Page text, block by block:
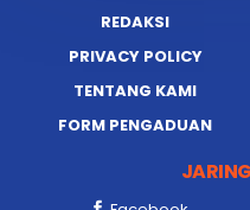
REDAKSI
PRIVACY POLICY
TENTANG KAMI
FORM PENGADUAN